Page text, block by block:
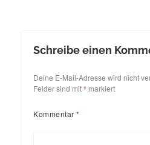
Schreibe einen
Deine E-Mail-Adresse wird nicht
Felder sind mit* markiert
Kommentar*